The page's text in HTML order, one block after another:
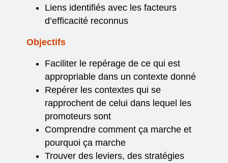
Liens identifiés avec les facteurs
d’efficacité reconnus
Objectifs
Faciliter le repérage de ce qui est
appropriable dans un contexte donné
Repérer les contextes qui se
rapprochent de celui dans lequel les
promoteurs sont
Comprendre comment ça marche et
pourquoi ça marche
Trouver des leviers, des stratégies